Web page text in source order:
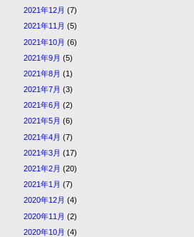
2021年12月 (7)
2021年11月 (5)
2021年10月 (6)
2021年9月 (5)
2021年8月 (1)
2021年7月 (3)
2021年6月 (2)
2021年5月 (6)
2021年4月 (7)
2021年3月 (17)
2021年2月 (20)
2021年1月 (7)
2020年12月 (4)
2020年11月 (2)
2020年10月 (4)